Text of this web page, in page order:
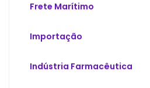
Frete Marítimo
Importação
Indústria Farmacêutica